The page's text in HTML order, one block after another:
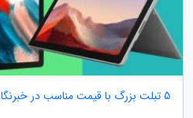
5 تبلت بزرگ با قیمت مناسب در خبرنگاران